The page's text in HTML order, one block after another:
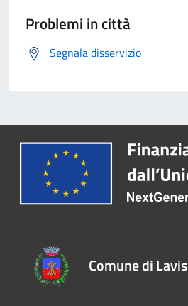
Problemi in città
Segnala disservizio
Comune di Lavis